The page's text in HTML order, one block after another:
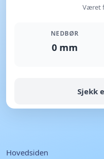
Været
NEDBØR
0 mm
Sjekk
Hovedsiden